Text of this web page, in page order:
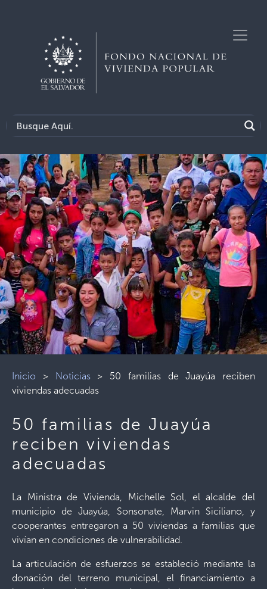
Inicio > Noticias> 50 familias de Juayúa reciben
viviendas adecuadas
50 familias de Juayúa
reciben viviendas
adecuadas
La Ministra de Vivienda, Michelle Sol, el alcalde del
municipio de Juayúa, Sonsonate, Marvin Siciliano, y
cooperantes entregaron a 50 viviendas a familias que
vivían en condiciones de vulnerabilidad.
La articulación de esfuerzos se estableció mediante la
donación del terreno municipal, el financiamiento a